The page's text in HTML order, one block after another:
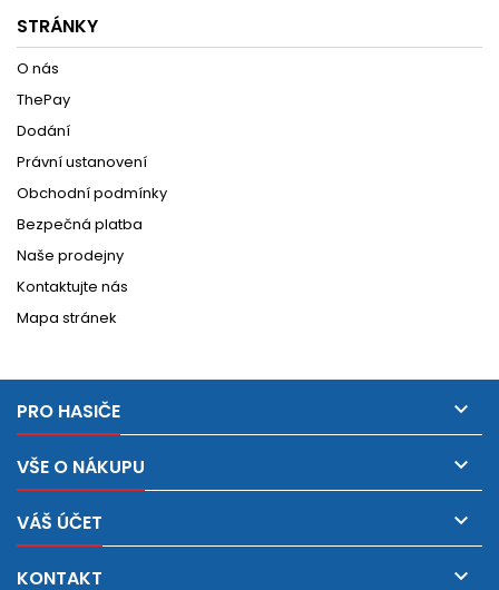
STRÁNKY
O nás
ThePay
Dodání
Právní ustanovení
Obchodní podmínky
Bezpečná platba
Naše prodejny
Kontaktujte nás
Mapa stránek
PRO HASIČE 
VŠE O NÁKUPU 
VÁŠ ÚČET 
KONTAKT 